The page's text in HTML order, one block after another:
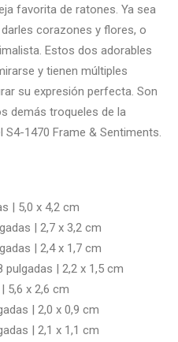
favorita de ratones. Ya sea
corazones y flores, o
Estos dos adorables
y tienen múltiples
su expresión perfecta. Son
demás troqueles de la
1470 Frame & Sentiments.
| 5,0 x 4,2 cm
| 2,7 x 3,2 cm
| 2,4 x 1,7 cm
pulgadas | 2,2 x 1,5 cm
5,6 x 2,6 cm
| 2,0 x 0,9 cm
| 2,1 x 1,1 cm